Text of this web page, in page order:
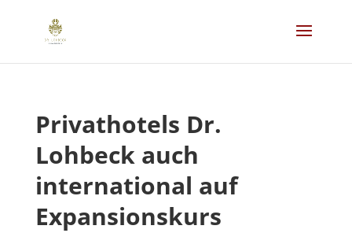
Privathotels Dr.
Lohbeck auch
international auf
Expansionskurs